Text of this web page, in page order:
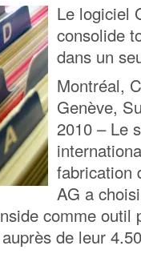
Le logiciel
consolide
dans un
Montréal,
Genève,
2010 – Le
fabrication
AG a
comme outil
de leur